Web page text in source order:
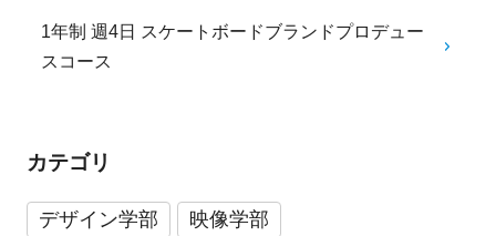
1年制 週4日 スケートボードブランドプロデュー
スコース
カテゴリ
デザイン学部
映像学部